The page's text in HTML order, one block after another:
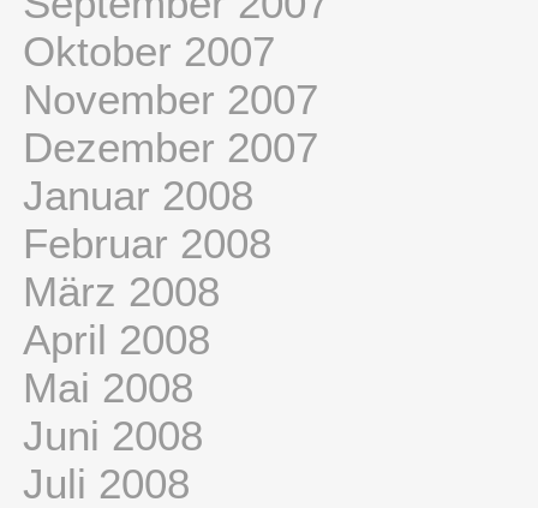
Oktober 2007
November 2007
Dezember 2007
Januar 2008
Februar 2008
März 2008
April 2008
Mai 2008
Juni 2008
Juli 2008